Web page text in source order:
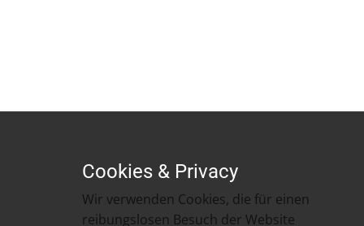
Cookies & Privacy
​​Wir verwenden Cookies, die für einen
reibungslosen Besuch der Website